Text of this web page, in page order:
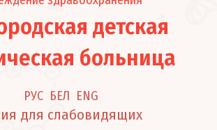
детская
больница
РУС БЕЛ ENG
для слабовидящих